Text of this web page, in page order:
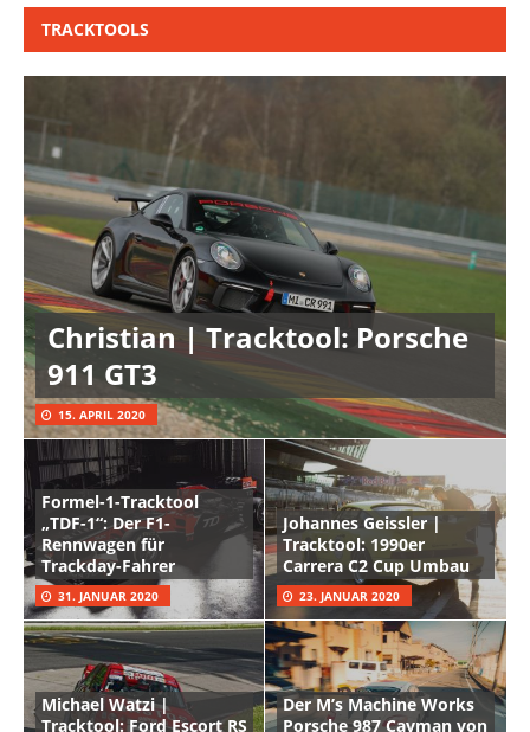
TRACKTOOLS
Christian | Tracktool: Porsche
911 GT3
15. APRIL 2020
Formel-1-Tracktool
„TDF-1“: Der F1-
Rennwagen für
Trackday-Fahrer
31. JANUAR 2020
Johannes Geissler |
Tracktool: 1990er
Carrera C2 Cup Umbau
23. JANUAR 2020
Michael Watzi |
Tracktool: Ford Escort RS
Der M’s Machine Works
Porsche 987 Cayman von